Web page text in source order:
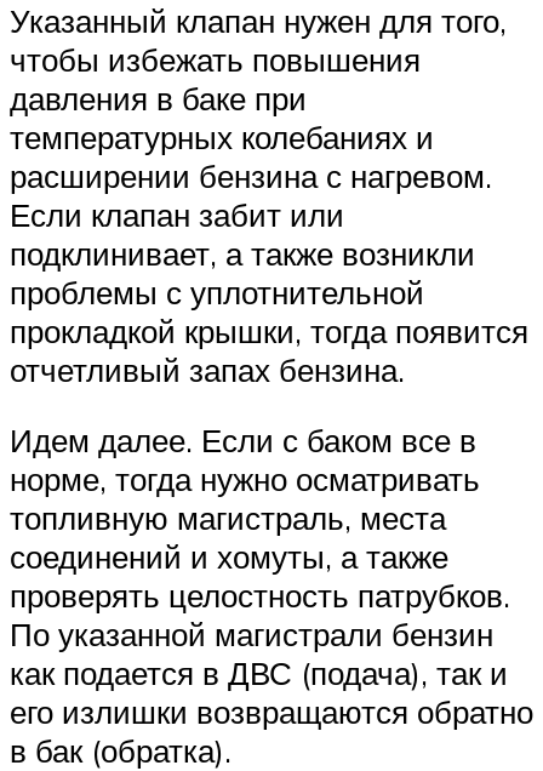
Указанный клапан нужен для того,
чтобы избежать повышения
давления в баке при
температурных колебаниях и
расширении бензина с нагревом.
Если клапан забит или
подклинивает, а также возникли
проблемы с уплотнительной
прокладкой крышки, тогда появится
отчетливый запах бензина.
Идем далее. Если с баком все в
норме, тогда нужно осматривать
топливную магистраль, места
соединений и хомуты, а также
проверять целостность патрубков.
По указанной магистрали бензин
как подается в ДВС (подача), так и
его излишки возвращаются обратно
в бак (обратка).